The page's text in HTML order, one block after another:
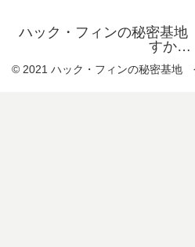
ハック・フィンの秘密基
すか…
© 2021 ハック・フィンの秘密基地